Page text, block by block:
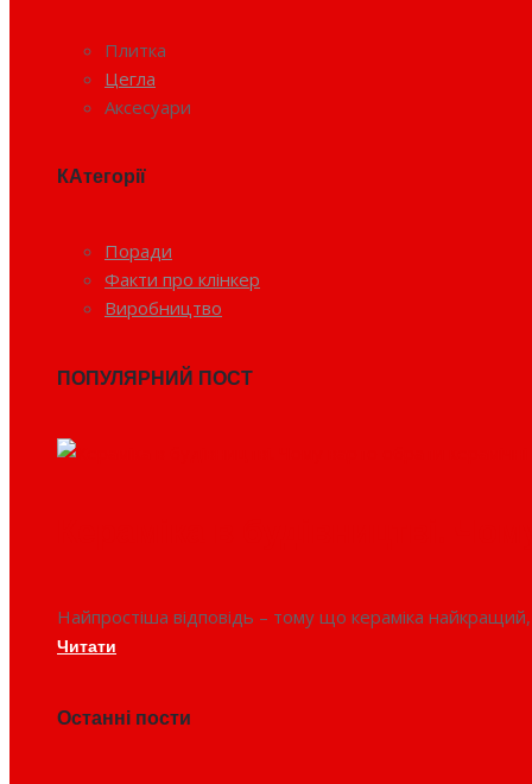
Плитка
Цегла
Аксесуари
КАтегорії
Поради
Факти про клінкер
Виробництво
ПОПУЛЯРНИЙ ПОСТ
Найпростіша відповідь – тому що кераміка
Читати
Останні пости